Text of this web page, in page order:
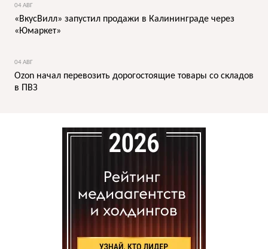
04 АВГ
«ВкусВилл» запустил продажи в Калининграде через
«Юмаркет»
04 АВГ
Ozon начал перевозить дорогостоящие товары со складов
в ПВЗ